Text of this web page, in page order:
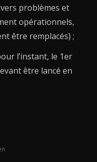
problèmes et
opérationnels,
être remplacés) ;
l’instant, le 1er
être lancé en